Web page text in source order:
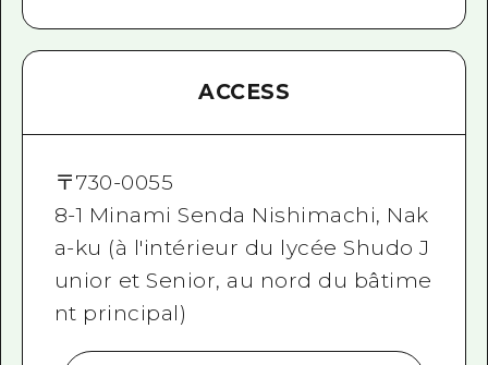
ACCESS
〒730-0055
8-1 Minami Senda Nishimachi, Nak
a-ku (à l'intérieur du lycée Shudo J
unior et Senior, au nord du bâtime
nt principal)